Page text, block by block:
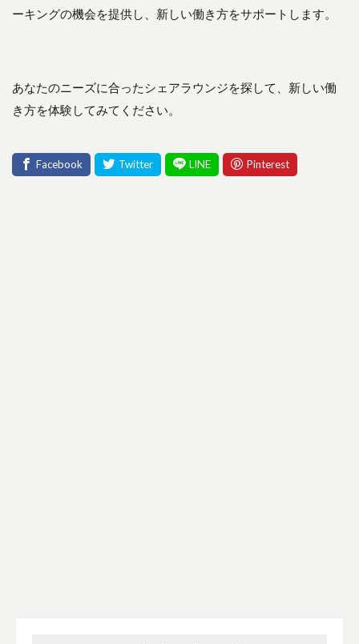
ーキングの機会を提供し、新しい働き方をサポートします。
あなたのニーズに合ったシェアラウンジを探して、新しい働
き方を体験してみてください。